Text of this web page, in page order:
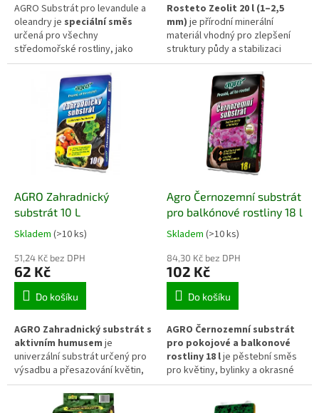
AGRO Substrát pro levandule a
oleandry je speciální směs
určená pro všechny
středomořské rostliny, jako
jsou levandule, oleandry,
citrusy, olivovníky či palmy.
Obsahuje písek pro lepší
provzdušnění kořenů a svým
složením podporujebohaté
azdravý růst
Rosteto Zeolit 20 l (1–2,5
mm) je přírodní minerální
materiál vhodný pro zlepšení
struktury půdy a stabilizaci
vodního režimu. Díky své
pórovité struktuře dokáže
zadržovat vodu i živiny a
postupně je uvolňovat ke
kořenům rostlin. Vhodný je pro
přimíchání do substrátu,
výsadby i dlouhodobé zlepšení
půdních podmínek.
AGRO Zahradnický
substrát 10 L
Skladem (>10 ks)
51,24 Kč bez DPH
62 Kč
Do košíku
AGRO Zahradnický substrát s
aktivním humusem je
univerzální substrát určený pro
výsadbu a přesazování květin,
zeleniny, bylinek, okrasných
rostlin, keřů i mladých stromků.
Agro Černozemní substrát
pro balkónové rostliny 18 l
Skladem (>10 ks)
84,30 Kč bez DPH
102 Kč
Do košíku
AGRO Černozemní substrát
pro pokojové a balkonové
rostliny 18 lje pěstební směs
pro květiny, bylinky a okrasné
rostliny v květináčích, truhlících